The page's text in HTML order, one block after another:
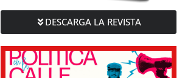
DESCARGA LA REVISTA